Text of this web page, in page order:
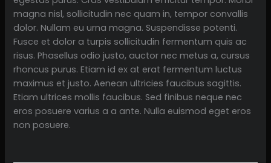
magna nisl, sollicitudin nec quam in, tempor convallis
dolor. Nullam eu urna magna. Suspendisse potenti.
Fusce et dolor a turpis sollicitudin fermentum quis ac
risus. Phasellus odio justo, auctor nec metus a, cursus
rhoncus purus. Etiam id ex at erat fermentum luctus
maximus et justo. Aenean ultricies faucibus sagittis.
Etiam ultrices mollis faucibus. Sed finibus neque nec
eros posuere varius a a ante. Nulla euismod eget eros
non posuere.